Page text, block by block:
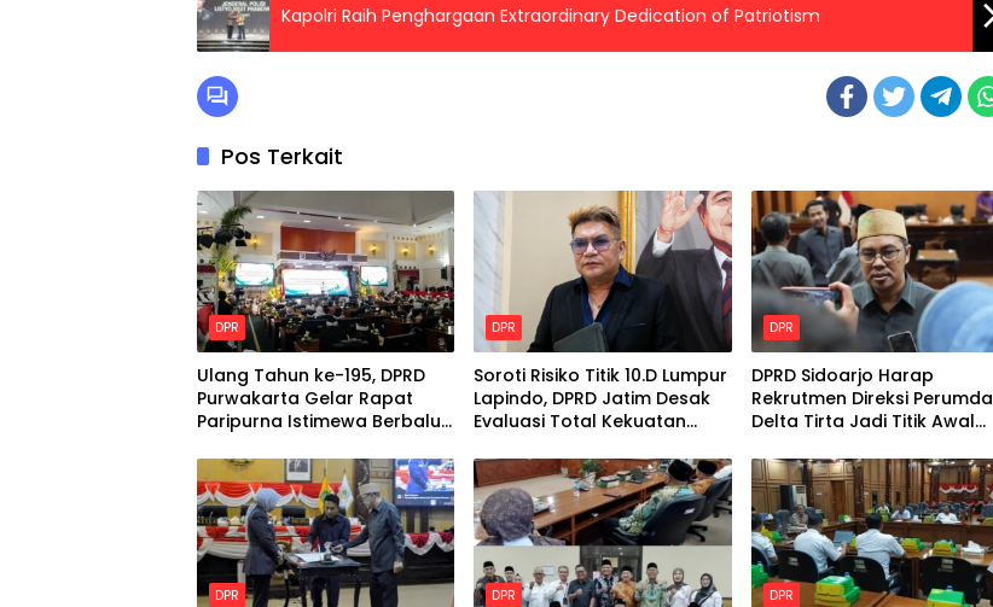
Kapolri Raih Penghargaan Extraordinary Dedication of Patriotism
Pos Terkait
DPR
Ulang Tahun ke-195, DPRD
Purwakarta Gelar Rapat
Paripurna Istimewa Berbalut
DPR
Soroti Risiko Titik 10.D Lumpur
Lapindo, DPRD Jatim Desak
Evaluasi Total Kekuatan
DPR
DPRD Sidoarjo Harap
Rekrutmen Direksi Perumda
Delta Tirta Jadi Titik Awal
DPR DPR DPR